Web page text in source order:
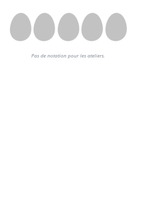
Pas de notation pour les ateliers.